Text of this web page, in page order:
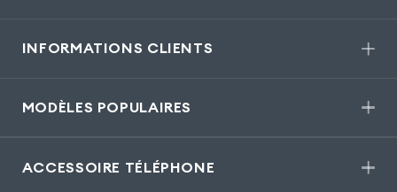
INFORMATIONS CLIENTS
MODÈLES POPULAIRES
ACCESSOIRE TÉLÉPHONE